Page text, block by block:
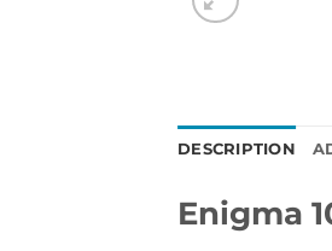
DESCRIPTION
Enigma